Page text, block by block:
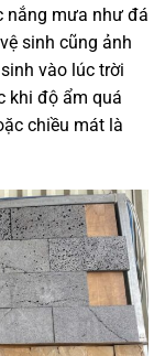
nắng mưa như đá
sinh cũng ảnh
vào lúc trời
khi độ ẩm quá
chiều mát là